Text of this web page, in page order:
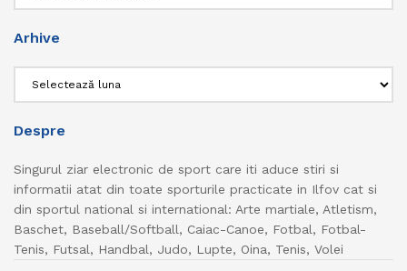
Arhive
Despre
Singurul ziar electronic de sport care iti aduce stiri si
informatii atat din toate sporturile practicate in Ilfov cat si
din sportul national si international: Arte martiale, Atletism,
Baschet, Baseball/Softball, Caiac-Canoe, Fotbal, Fotbal-
Tenis, Futsal, Handbal, Judo, Lupte, Oina, Tenis, Volei